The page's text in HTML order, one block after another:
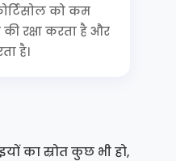
को कम
रक्षा करता है और
है।
का स्रोत कुछ भी हो,